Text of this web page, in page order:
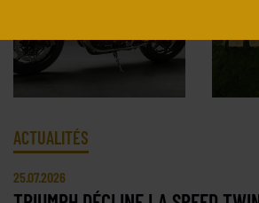
ACTUALITÉS
25.07.2026